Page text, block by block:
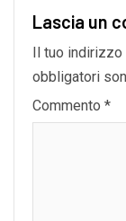
Lascia un
Il tuo indirizzo
obbligatori
Commento *